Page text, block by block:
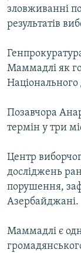
зловживанні
результатів
Маммадлі як
Позавчора
термін у три
Центр
досліджень
порушення,
Азербайджані.
Маммадлі є